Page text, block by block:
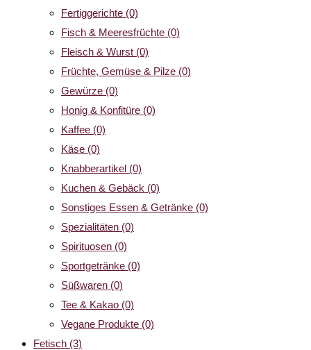
Fertiggerichte (0)
Fisch & Meeresfrüchte (0)
Fleisch & Wurst (0)
Früchte, Gemüse & Pilze (0)
Gewürze (0)
Honig & Konfitüre (0)
Kaffee (0)
Käse (0)
Knabberartikel (0)
Kuchen & Gebäck (0)
Sonstiges Essen & Getränke (0)
Spezialitäten (0)
Spirituosen (0)
Sportgetränke (0)
Süßwaren (0)
Tee & Kakao (0)
Vegane Produkte (0)
Fetisch (3)